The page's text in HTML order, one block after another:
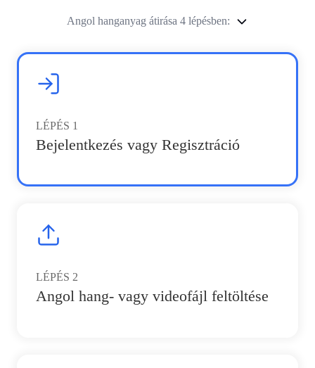
Angol hanganyag átirása 4 lépésben:
LÉPÉS 1
Bejelentkezés vagy Regisztráció
LÉPÉS 2
Angol hang- vagy videofájl feltöltése